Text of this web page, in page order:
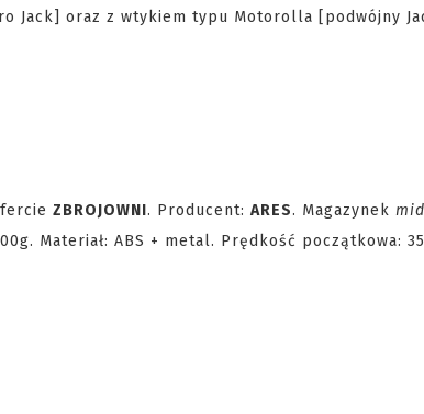
Jack] oraz z wtykiem typu Motorolla [podwójny
ZBROJOWNI. Producent: ARES. Magazynek
Materiał: ABS + metal. Prędkość początkowa: